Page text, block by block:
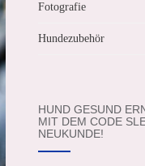
Fotografie
Hundezubehör
HUND GESUND
MIT DEM CODE
NEUKUNDE!